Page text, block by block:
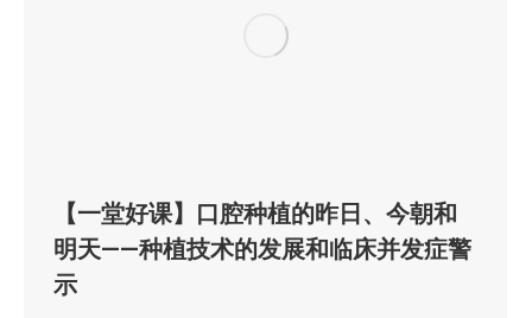
【一堂好课】口腔种植的昨日、今朝和
明天——种植技术的发展和临床并发症警
示